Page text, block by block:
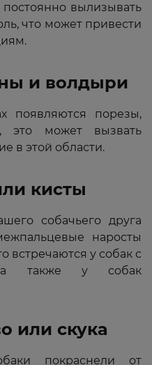
постоянно вылизывать
что может привести
и волдыри
появляются порезы,
это может вызвать
в этой области.
кисты
собачьего друга
наросты
встречаются у собак с
а также у собак
или скука
покраснели от